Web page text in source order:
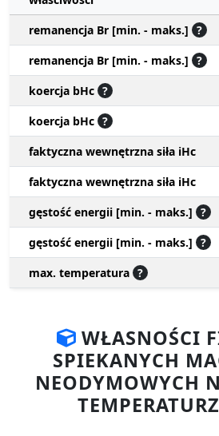
remanencja Br [min. - maks.] ?
remanencja Br [min. - maks.] ?
koercja bHc ?
koercja bHc ?
faktyczna wewnętrzna siła iHc
faktyczna wewnętrzna siła iHc
gęstość energii [min. - maks.] ?
gęstość energii [min. - maks.] ?
max. temperatura ?
WŁASNOŚCI
SPIEKANYCH
NEODYMOWYCH